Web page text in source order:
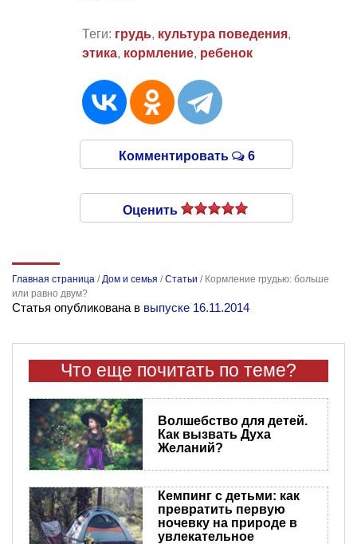
Теги: грудь, культура поведения,
этика, кормление, ребенок
Комментировать 6
Оценить
Главная страница /Дом и семья /Статьи / Кормление грудью: больше
или равно двум?
Статья опубликована в выпуске 16.11.2014
Что еще почитать по теме?
Волшебство для детей.
Как вызвать Духа
Желаний?
Кемпинг с детьми: как
превратить первую
ночевку на природе в
увлекательное